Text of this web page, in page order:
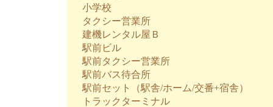
小学校
タクシー営業所
建機レンタル屋Ｂ
駅前ビル
駅前タクシー営業所
駅前バス待合所
駅前セット（駅舎/ホーム/交番+宿舎）
トラックターミナル